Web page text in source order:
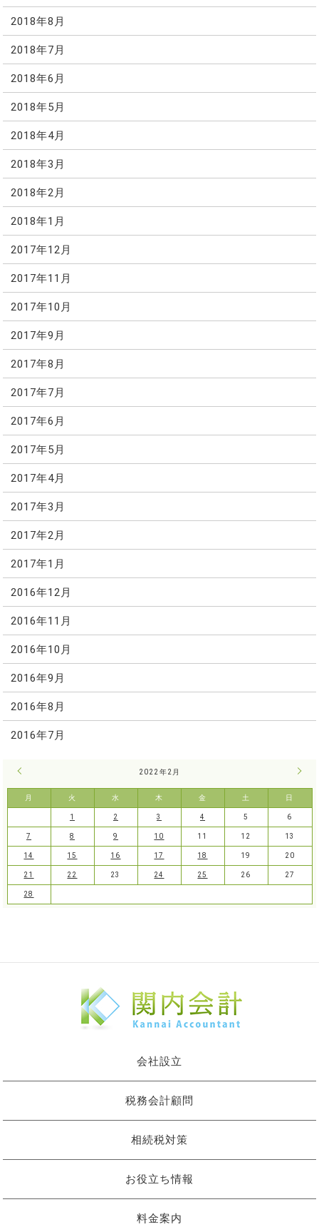
2018年8月
2018年7月
2018年6月
2018年5月
2018年4月
2018年3月
2018年2月
2018年1月
2017年12月
2017年11月
2017年10月
2017年9月
2017年8月
2017年7月
2017年6月
2017年5月
2017年4月
2017年3月
2017年2月
2017年1月
2016年12月
2016年11月
2016年10月
2016年9月
2016年8月
2016年7月
2022年2月
月 火 水 木 金 土 日
3月
1 2 3 4 5 6
7 8 9 10 11 12 13
14 15 16 17 18 19 20
21 22 23 24 25 26 27
28
会社設立
税務会計顧問
相続税対策
お役立ち情報
料金案内